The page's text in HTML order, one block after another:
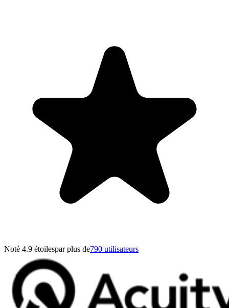
Noté 4.9 étoilespar plus de790 utilisateurs